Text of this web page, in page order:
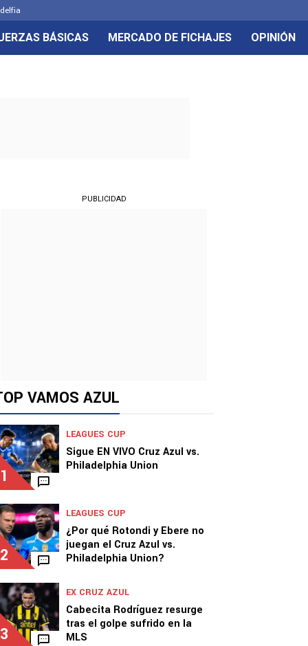
BÁSICAS MERCADO DE FICHAJES OPINIÓN
PUBLICIDAD
VAMOS AZUL
1
LEAGUES CUP
Sigue EN VIVO Cruz Azul vs.
Philadelphia Union
2
LEAGUES CUP
¿Por qué Rotondi y Ebere no
juegan el Cruz Azul vs.
Philadelphia Union?
3
EX CRUZ AZUL
Cabecita Rodríguez resurge
tras el golpe sufrido en la
MLS